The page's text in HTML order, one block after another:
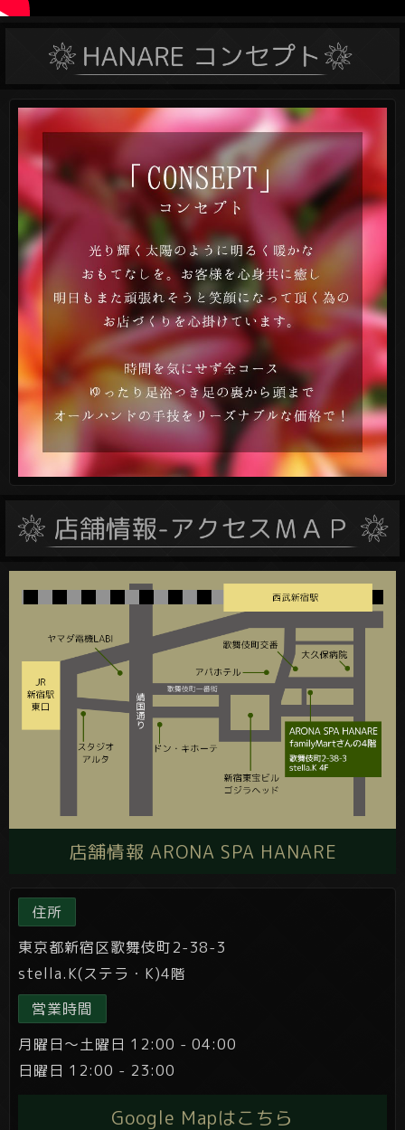
店舗情報 ARONA SPA HANARE
住所
東京都新宿区歌舞伎町2-38-3
stella.K(ステラ・K)4階
営業時間
月曜日～土曜日 12:00 - 04:00
日曜日 12:00 - 23:00
Google Mapはこちら